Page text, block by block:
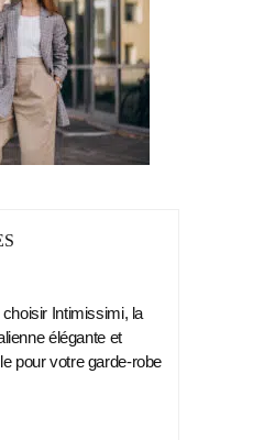
choisir Intimissimi, la
élégante et
pour votre garde-robe